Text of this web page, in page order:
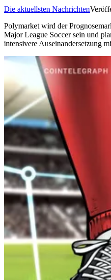
Die aktuellsten Nachrichten
Polymarket wird der
Major League Soccer sein und
intensivere Auseinandersetzung